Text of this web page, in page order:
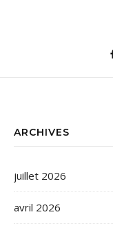
ARCHIVES
juillet 2026
avril 2026